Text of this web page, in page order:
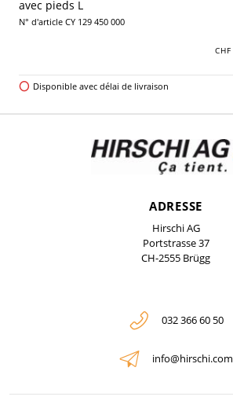
avec pieds L
N° d'article CY 129 450 000
Disponible avec délai de livraison
ADRESSE
Hirschi AG
Portstrasse 37
CH-2555 Brügg
032 366 60 50
info@hirschi.com